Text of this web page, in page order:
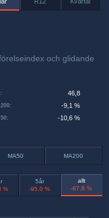
och glidande
: -9,1 %
: 46,8
: -10,6 %
MA50 MA200
%
5år
-95,0 %
allt
-87,8 %